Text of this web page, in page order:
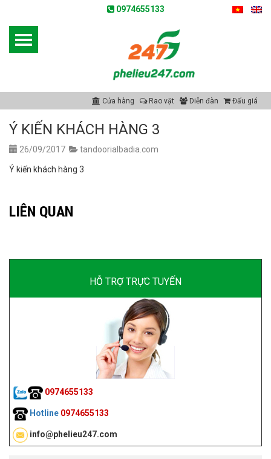
0974655133
Cửa hàng Rao vặt Diễn đàn Đấu giá
Ý KIẾN KHÁCH HÀNG 3
26/09/2017 tandoorialbadia.com
Ý kiến khách hàng 3
LIÊN QUAN
HỖ TRỢ TRỰC TUYẾN
0974655133
Hotline 0974655133
info@phelieu247.com